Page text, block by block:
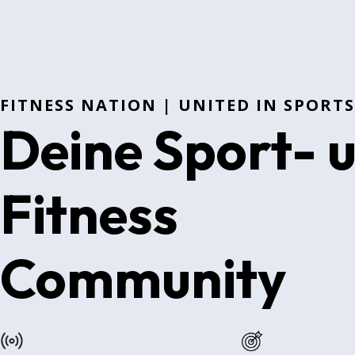
FITNESS NATION | UNITED IN SPORTS
Deine Sport-
Fitness
Community